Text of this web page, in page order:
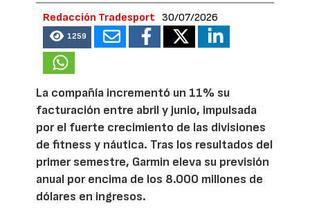
Redacción Tradesport 30/07/2026
1259
La compañía incrementó un 11% su
facturación entre abril y junio, impulsada
por el fuerte crecimiento de las divisiones
de fitness y náutica. Tras los resultados del
primer semestre, Garmin eleva su previsión
anual por encima de los 8.000 millones de
dólares en ingresos.